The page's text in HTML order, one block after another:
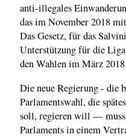
anti-illegales
das im November 2018
Das Gesetz, für das
Unterstützung für die
den Wahlen im März
Die neue Regierung - die
Parlamentswahl, die
soll, regieren will — muss
Parlaments in einem